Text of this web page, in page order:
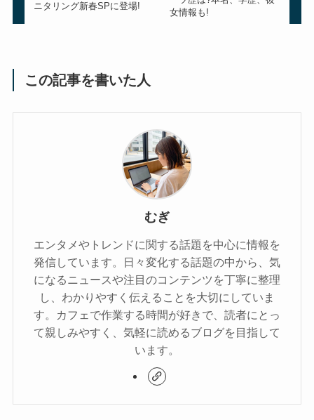
ニタリング新春SPに登場!
女情報も!
この記事を書いた人
むぎ
エンタメやトレンドに関する話題を中心に情報を
発信しています。日々変化する話題の中から、気
になるニュースや注目のコンテンツを丁寧に整理
し、わかりやすく伝えることを大切にしていま
す。カフェで作業する時間が好きで、読者にとっ
て親しみやすく、気軽に読めるブログを目指して
います。